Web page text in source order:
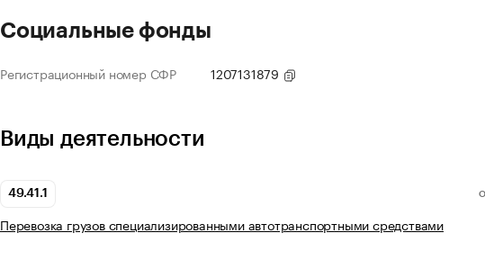
Социальные фонды
Регистрационный номер СФР 1207131879
Виды деятельности
49.41.1
Перевозка грузов специализированными автотранспортными средствами